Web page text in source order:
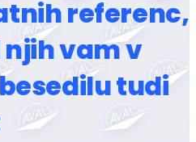
referenc,
vam v
tudi